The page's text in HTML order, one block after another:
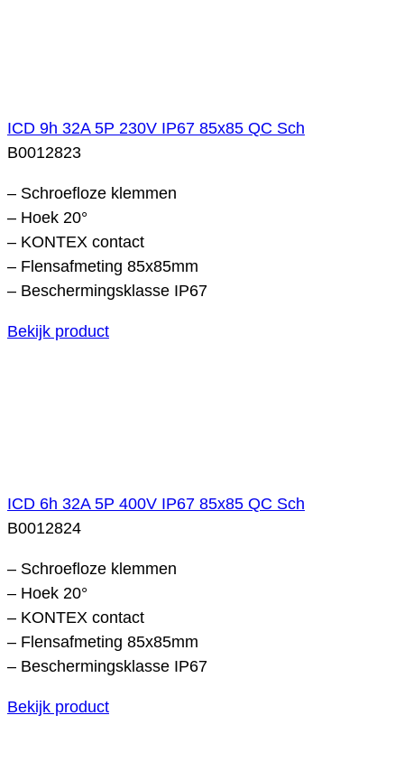
ICD 9h 32A 5P 230V IP67 85x85 QC Sch
B0012823
– Schroefloze klemmen
– Hoek 20°
– KONTEX contact
– Flensafmeting 85x85mm
– Beschermingsklasse IP67
Bekijk product
ICD 6h 32A 5P 400V IP67 85x85 QC Sch
B0012824
– Schroefloze klemmen
– Hoek 20°
– KONTEX contact
– Flensafmeting 85x85mm
– Beschermingsklasse IP67
Bekijk product